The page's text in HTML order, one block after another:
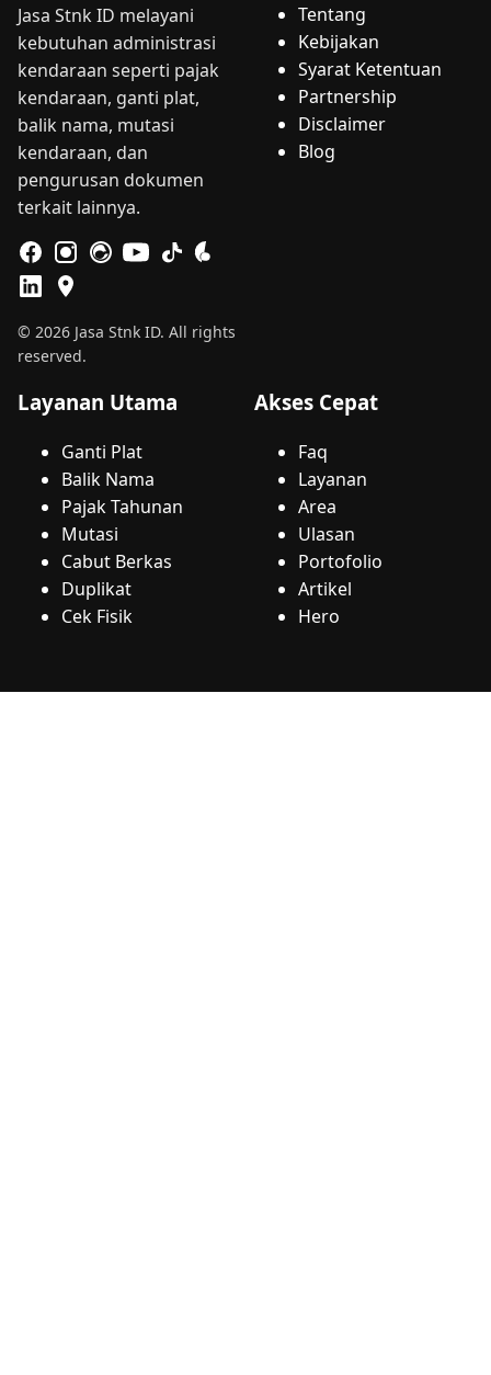
Jasa Stnk ID melayani
kebutuhan administrasi
kendaraan seperti pajak
kendaraan, ganti plat,
balik nama, mutasi
kendaraan, dan
pengurusan dokumen
terkait lainnya.
© 2026 Jasa Stnk ID. All rights
reserved.
Tentang
Kebijakan
Syarat Ketentuan
Partnership
Disclaimer
Blog
Layanan Utama
Ganti Plat
Balik Nama
Pajak Tahunan
Mutasi
Cabut Berkas
Duplikat
Cek Fisik
Akses Cepat
Faq
Layanan
Area
Ulasan
Portofolio
Artikel
Hero